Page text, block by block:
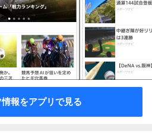
情報をアプリで見る